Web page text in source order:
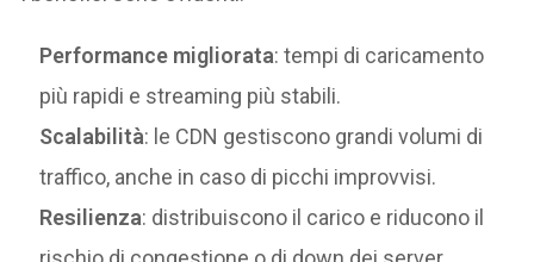
Performance migliorata: tempi di caricamento
più rapidi e streaming più stabili.
Scalabilità: le CDN gestiscono grandi volumi di
traffico, anche in caso di picchi improvvisi.
Resilienza: distribuiscono il carico e riducono il